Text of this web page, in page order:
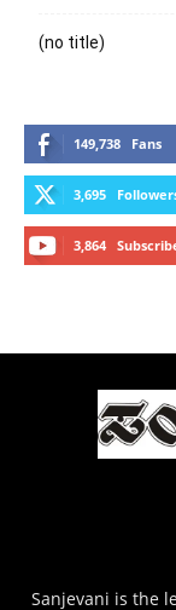
(no title)
149,738 Fans
3,695
3,864
Sanjevani is the